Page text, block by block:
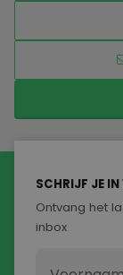
SCHRIJF JE IN
Ontvang het
inbox